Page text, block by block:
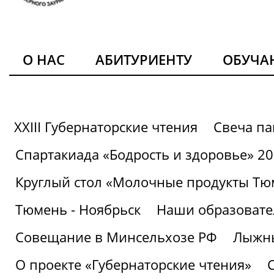
О НАС АБИТУРИЕНТУ
XXIII Губернаторские чтения
Свеча
Спартакиада «Бодрость и здоровье»
Круглый стол «Молочные продукты
Тюмень - Ноябрьск
Наши
Совещание в Минсельхозе РФ
О проекте «Губернаторские чтения»